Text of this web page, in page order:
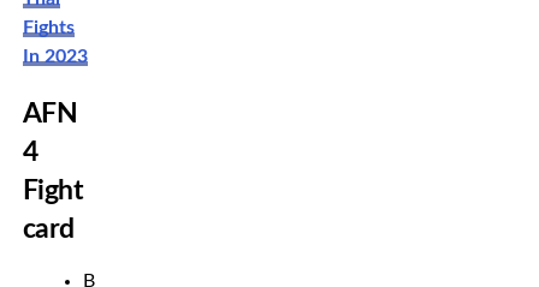
Fights
In 2023
AFN
4
Fight
card
Bantamweight